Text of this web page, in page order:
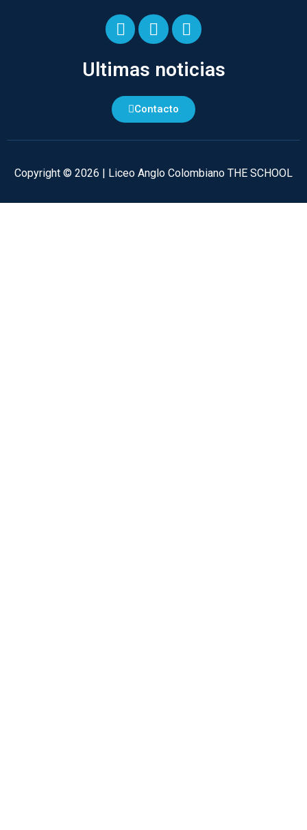
F
c
e
b
o
o
-
I
s
t
a
g
r
m
Y
o
u
t
u
b
e
Ultimas noticias
Contacto
Copyright © 2026 | Liceo Anglo Colombiano THE SCHOOL